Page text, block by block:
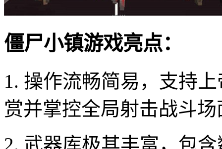
僵尸小镇游戏亮点：
1. 操作流畅简易，支持
赏并掌控全局射击战斗
2. 武器库极其丰富，包